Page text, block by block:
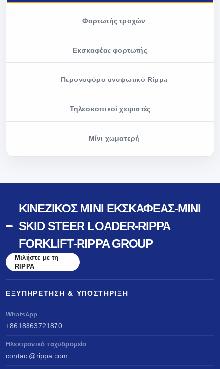
Φορτωτής τροχών
Εκσκαφέας φορτωτής
Περονοφόρο ανυψωτικό Rippa
Τηλεσκοπικοί χειριστές
Μίνι χωματερή
ΚΙΝΈΖΙΚΟΣ ΜΊΝΙ ΕΚΣΚΑΦΈΑΣ-MINI
SKID STEER LOADER-RIPPA
FORKLIFT-RIPPA GROUP
Μιλήστε με τη
RIPPA
ΕΞΥΠΗΡΈΤΗΣΗ & ΥΠΟΣΤΉΡΙΞΗ
WhatsApp
+8618863721870
Ηλεκτρονικό ταχυδρομείο
contact@rippa.com